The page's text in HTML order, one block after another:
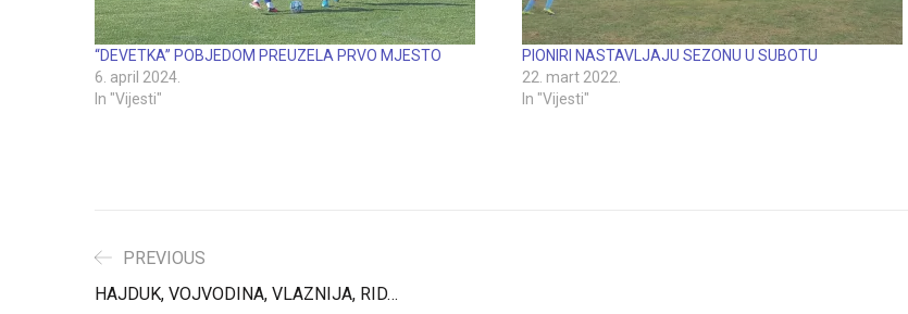
“DEVETKA” POBJEDOM PREUZELA PRVO MJESTO
6. april 2024.
In "Vijesti"
PIONIRI NASTAVLJAJU SEZONU U SUBOTU
22. mart 2022.
In "Vijesti"
PREVIOUS
HAJDUK, VOJVODINA, VLAZNIJA, RID…